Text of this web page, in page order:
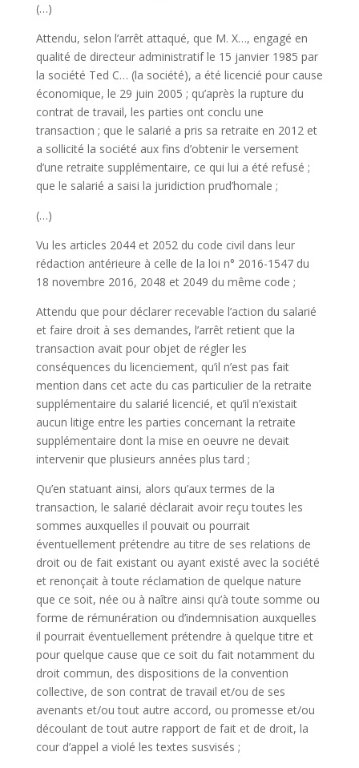
(…)
Attendu, selon l’arrêt attaqué, que M. X…, engagé en
qualité de directeur administratif le 15 janvier 1985 par
la société Ted C… (la société), a été licencié pour cause
économique, le 29 juin 2005 ; qu’après la rupture du
contrat de travail, les parties ont conclu une
transaction ; que le salarié a pris sa retraite en 2012 et
a sollicité la société aux fins d’obtenir le versement
d’une retraite supplémentaire, ce qui lui a été refusé ;
que le salarié a saisi la juridiction prud’homale ;
(…)
Vu les articles 2044 et 2052 du code civil dans leur
rédaction antérieure à celle de la loi n° 2016-1547 du
18 novembre 2016, 2048 et 2049 du même code ;
Attendu que pour déclarer recevable l’action du salarié
et faire droit à ses demandes, l’arrêt retient que la
transaction avait pour objet de régler les
conséquences du licenciement, qu’il n’est pas fait
mention dans cet acte du cas particulier de la retraite
supplémentaire du salarié licencié, et qu’il n’existait
aucun litige entre les parties concernant la retraite
supplémentaire dont la mise en oeuvre ne devait
intervenir que plusieurs années plus tard ;
Qu’en statuant ainsi, alors qu’aux termes de la
transaction, le salarié déclarait avoir reçu toutes les
sommes auxquelles il pouvait ou pourrait
éventuellement prétendre au titre de ses relations de
droit ou de fait existant ou ayant existé avec la société
et renonçait à toute réclamation de quelque nature
que ce soit, née ou à naître ainsi qu’à toute somme ou
forme de rémunération ou d’indemnisation auxquelles
il pourrait éventuellement prétendre à quelque titre et
pour quelque cause que ce soit du fait notamment du
droit commun, des dispositions de la convention
collective, de son contrat de travail et/ou de ses
avenants et/ou tout autre accord, ou promesse et/ou
découlant de tout autre rapport de fait et de droit, la
cour d’appel a violé les textes susvisés ;